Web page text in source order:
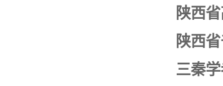
陕西
陕西
三秦